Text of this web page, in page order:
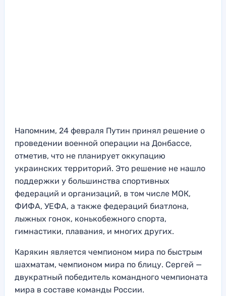
Напомним, 24 февраля Путин принял решение о
проведении военной операции на Донбассе,
отметив, что не планирует оккупацию
украинских территорий. Это решение не нашло
поддержки у большинства спортивных
федераций и организаций, в том числе МОК,
ФИФА, УЕФА, а также федераций биатлона,
лыжных гонок, конькобежного спорта,
гимнастики, плавания, и многих других.
Карякин является чемпионом мира по быстрым
шахматам, чемпионом мира по блицу. Сергей —
двукратный победитель командного чемпионата
мира в составе команды России.